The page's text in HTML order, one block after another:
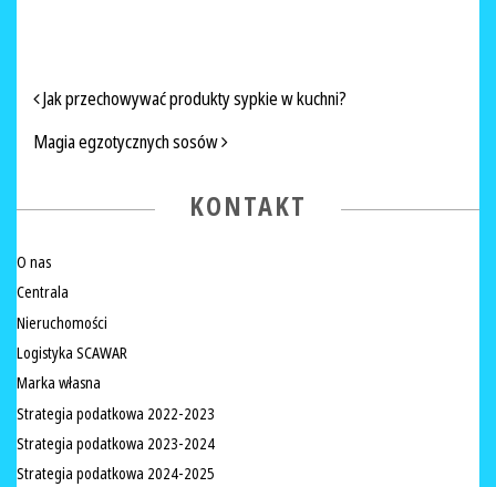
NAWIGACJA PO ARTYKUŁACH
Jak przechowywać produkty sypkie w kuchni?
Magia egzotycznych sosów
KONTAKT
O nas
Centrala
Nieruchomości
Logistyka SCAWAR
Marka własna
Strategia podatkowa 2022-2023
Strategia podatkowa 2023-2024
Strategia podatkowa 2024-2025